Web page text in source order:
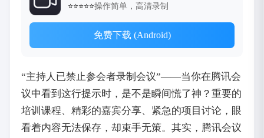
⭐⭐⭐⭐⭐操作简单，高清录制
免费下载 (Android)
“主持人已禁止参会者录制会议”——当你在腾讯会
议中看到这行提示时，是不是瞬间慌了神？重要的
培训课程、精彩的嘉宾分享、紧急的项目讨论，眼
看着内容无法保存，却束手无策。其实，腾讯会议